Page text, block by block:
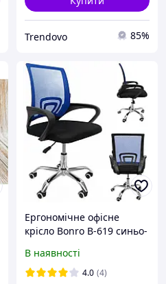
Trendovo 85%
Ергономічне офісне
крісло Bonro B-619 синьо-
Зручний стілець для
дому, для офісу та роботи
В наявності
4.0 (4)